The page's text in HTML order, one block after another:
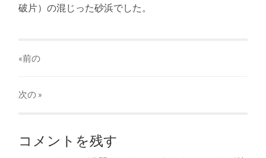
破片）の混じった砂浜でした。
«前の
次の »
コメントを残す